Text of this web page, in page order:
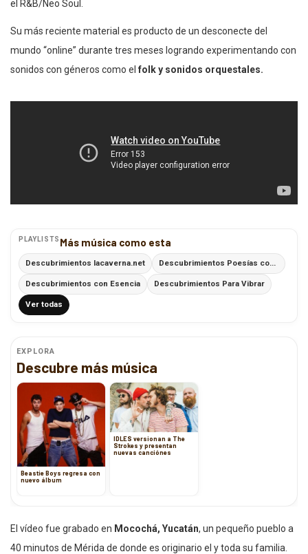
el R&B/Neo Soul.
Su más reciente material es producto de un desconecte del
mundo “online” durante tres meses logrando experimentando con
sonidos con géneros como el folk y sonidos orquestales.
PLAYLISTS Más música como esta
Descubrimientos lacaverna.net Descubrimientos Poesías con Ritmo
Descubrimientos con Esencia Descubrimientos Para Vibrar
Ver todas
EXPLORA
Descubre más música
Beastie Boys regresa con
nuevo álbum
IDLES versionan a The
Strokes y presentan
nuevas canciónes
El vídeo fue grabado en Mocochá, Yucatán, un pequeño pueblo a
40 minutos de Mérida de donde es originario el y toda su familia.